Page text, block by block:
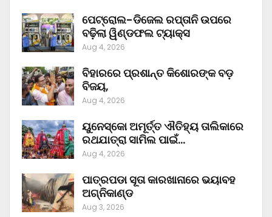
ପେଟ୍ରୋଲ-ଡିଜେଲ ରପ୍ତାନି ଉପରେ
ବଢ଼ିଲା ୱିଣ୍ଡଫଲ ଟ୍ୟାକ୍ସ
Aug 4, 2026
ବିହାରରେ ପ୍ରଶାନ୍ତ କିଶୋରଙ୍କ ବଡ଼
ବିଜୟ,
Aug 4, 2026
ୟୁନେସ୍କୋ ଅମୂର୍ତ୍ତ ଐତିହ୍ୟ ତାଲିକାରେ
ରଥଯାତ୍ରା ସାମିଲ ପାଇଁ…
Aug 4, 2026
ପାତ୍ରପଡା ସୂତା କାରଖାନାରେ ଭୟାବହ
ଅଗ୍ନିକାଣ୍ଡ
Aug 3, 2026